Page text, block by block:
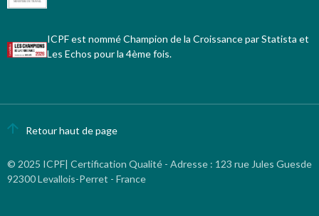
ICPF est nommé Champion de la Croissance par Statista et
Les Echos pour la 4ème fois.
Retour haut de page
© 2025 ICPF| Certification Qualité - Adresse : 123 rue Jules Guesde
92300 Levallois-Perret - France